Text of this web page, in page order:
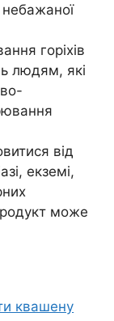
горіхів
людям, які
від
екземі,
може
квашену